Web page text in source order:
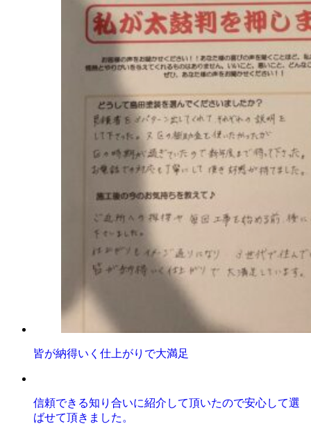
皆が納得いく仕上がりで大満足
信頼できる知り合いに紹介して頂いたので安心して選
ばせて頂きました。